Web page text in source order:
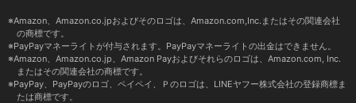
Amazon、Amazon.co.jpおよびそのロゴは、Amazon.com,Inc.またはその関連会社
の商標です。
PayPayマネーライトが付与されます。PayPayマネーライトの出金はできません。
Amazon、Amazon.co.jp、Amazon Payおよびそれらのロゴは、Amazon.com, Inc.
またはその関連会社の商標です。
PayPay、PayPayのロゴ、ペイペイ、Ｐのロゴは、LINEヤフー株式会社の登録商標ま
たは商標です。